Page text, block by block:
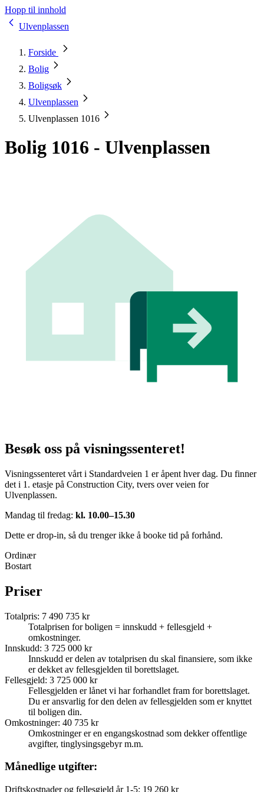
Hopp til innhold
Ulvenplassen
Forside
Bolig
Boligsøk
Ulvenplassen
Ulvenplassen 1016
Bolig 1016 - Ulvenplassen
Besøk oss på visningssenteret!
Visningssenteret vårt i Standardveien 1 er åpent hver dag. Du finner
det i 1. etasje på Construction City, tvers over veien for
Ulvenplassen.
Mandag til fredag: kl. 10.00–15.30
Dette er drop-in, så du trenger ikke å booke tid på forhånd.
Ordinær
Bostart
Priser
Totalpris: 7 490 735 kr
Totalprisen for boligen = innskudd + fellesgjeld +
omkostninger.
Innskudd: 3 725 000 kr
Innskudd er delen av totalprisen du skal finansiere, som ikke
er dekket av fellesgjelden til borettslaget.
Fellesgjeld: 3 725 000 kr
Fellesgjelden er lånet vi har forhandlet fram for borettslaget.
Du er ansvarlig for den delen av fellesgjelden som er knyttet
til boligen din.
Omkostninger: 40 735 kr
Omkostninger er en engangskostnad som dekker offentlige
avgifter, tinglysingsgebyr m.m.
Månedlige utgifter:
Driftskostnader og fellesgjeld år 1-5: 19 260 kr